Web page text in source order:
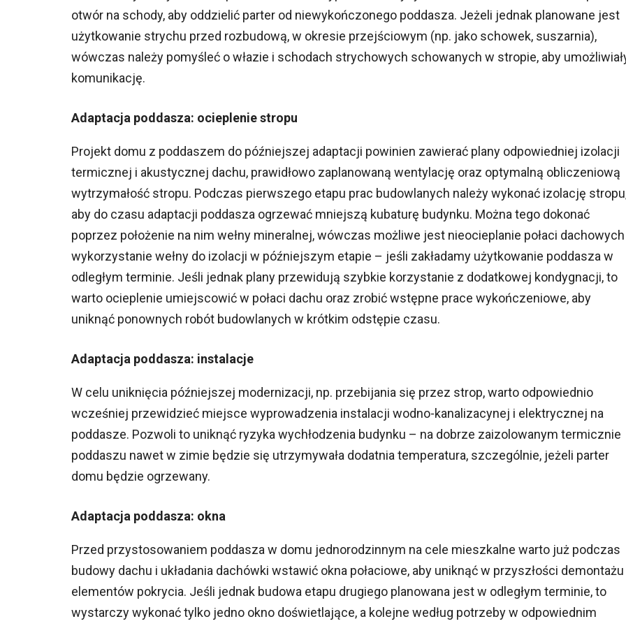
otwór na schody, aby oddzielić parter od niewykończonego poddasza. Jeżeli jednak planowane jest
użytkowanie strychu przed rozbudową, w okresie przejściowym (np. jako schowek, suszarnia),
wówczas należy pomyśleć o włazie i schodach strychowych schowanych w stropie, aby
komunikację.
Adaptacja poddasza: ocieplenie stropu
Projekt domu z poddaszem do późniejszej adaptacji powinien zawierać plany odpowiedniej izolacji
termicznej i akustycznej dachu, prawidłowo zaplanowaną wentylację oraz optymalną obliczeniową
wytrzymałość stropu. Podczas pierwszego etapu prac budowlanych należy wykonać izolację
aby do czasu adaptacji poddasza ogrzewać mniejszą kubaturę budynku. Można tego dokonać
poprzez położenie na nim wełny mineralnej, wówczas możliwe jest nieocieplanie połaci dachowych
wykorzystanie wełny do izolacji w późniejszym etapie – jeśli zakładamy użytkowanie poddasza w
odległym terminie. Jeśli jednak plany przewidują szybkie korzystanie z dodatkowej kondygnacji, to
warto ocieplenie umiejscowić w połaci dachu oraz zrobić wstępne prace wykończeniowe, aby
uniknąć ponownych robót budowlanych w krótkim odstępie czasu.
Adaptacja poddasza: instalacje
W celu uniknięcia późniejszej modernizacji, np. przebijania się przez strop, warto odpowiednio
wcześniej przewidzieć miejsce wyprowadzenia instalacji wodno-kanalizacynej i elektrycznej na
poddasze. Pozwoli to uniknąć ryzyka wychłodzenia budynku – na dobrze zaizolowanym termicznie
poddaszu nawet w zimie będzie się utrzymywała dodatnia temperatura, szczególnie, jeżeli parter
domu będzie ogrzewany.
Adaptacja poddasza: okna
Przed przystosowaniem poddasza w domu jednorodzinnym na cele mieszkalne warto już podczas
budowy dachu i układania dachówki wstawić okna połaciowe, aby uniknąć w przyszłości demontażu
elementów pokrycia. Jeśli jednak budowa etapu drugiego planowana jest w odległym terminie, to
wystarczy wykonać tylko jedno okno doświetlające, a kolejne według potrzeby w odpowiednim